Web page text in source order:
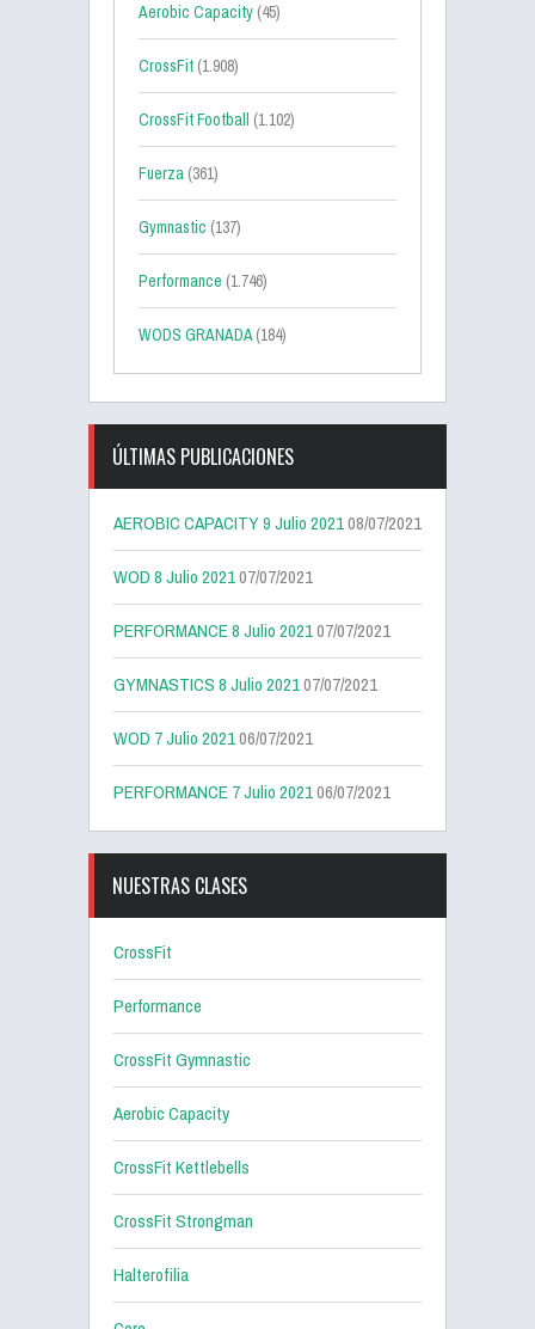
Aerobic Capacity (45)
CrossFit (1.908)
CrossFit Football (1.102)
Fuerza (361)
Gymnastic (137)
Performance (1.746)
WODS GRANADA(184)
ÚLTIMAS PUBLICACIONES
AEROBIC CAPACITY 9 Julio 202108/07/2021
WOD 8 Julio 202107/07/2021
PERFORMANCE 8 Julio 202107/07/2021
GYMNASTICS 8 Julio 202107/07/2021
WOD 7 Julio 202106/07/2021
PERFORMANCE 7 Julio 202106/07/2021
NUESTRAS CLASES
CrossFit
Performance
CrossFit Gymnastic
Aerobic Capacity
CrossFit Kettlebells
CrossFit Strongman
Halterofilia